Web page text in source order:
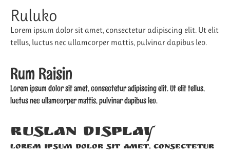
Ruluko
Lorem ipsum dolor sit amet, consectetur adipiscing elit. Ut elit
tellus, luctus nec ullamcorper mattis, pulvinar dapibus leo.
Rum Raisin
Lorem ipsum dolor sit amet, consectetur adipiscing elit. Ut elit tellus,
luctus nec ullamcorper mattis, pulvinar dapibus leo.
Ruslan Display
Lorem ipsum dolor sit amet, consectetur